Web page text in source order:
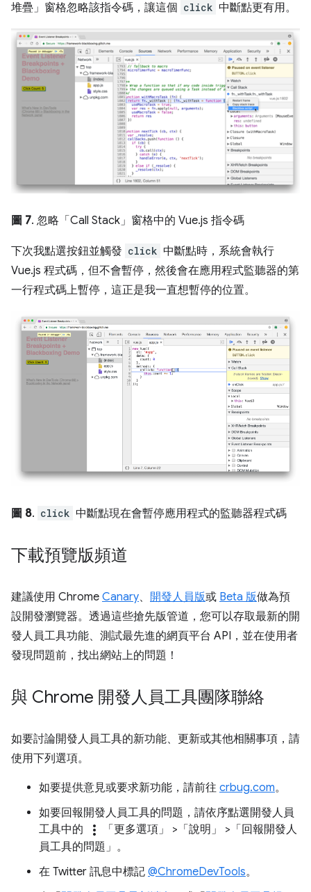
堆疊」 窗格忽略該指令碼，讓這個 click 中斷點更有用。
圖 7. 忽略「Call Stack」 窗格中的 Vue.js 指令碼
下次我點選按鈕並觸發 click 中斷點時，系統會執行
Vue.js 程式碼，但不會暫停，然後會在應用程式監聽器的第
一行程式碼上暫停，這正是我一直想暫停的位置。
圖 8. click 中斷點現在會暫停應用程式的監聽器程式碼
下載預覽版頻道
建議使用 Chrome Canary、 開發人員版或 Beta 版做為預
設開發瀏覽器。透過這些搶先版管道，您可以存取最新的開
發人員工具功能、測試最先進的網頁平台 API，並在使用者
發現問題前，找出網站上的問題！
與 Chrome 開發人員工具團隊聯絡
如要討論開發人員工具的新功能、更新或其他相關事項，請
使用下列選項。
如要提供意見或要求新功能，請前往 crbug.com。
如要回報開發人員工具的問題，請依序點選開發人員
工具中的
more_vert 「更多選項」 >「說明」
>「回報開發人
員工具的問題」 。
在 Twitter 訊息中標記 @ChromeDevTools。